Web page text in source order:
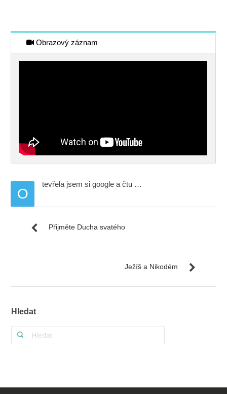
Obrazový záznam
O
tevřela jsem si google a čtu …
Přijměte Ducha svatého
Ježíš a Nikodém
Hledat